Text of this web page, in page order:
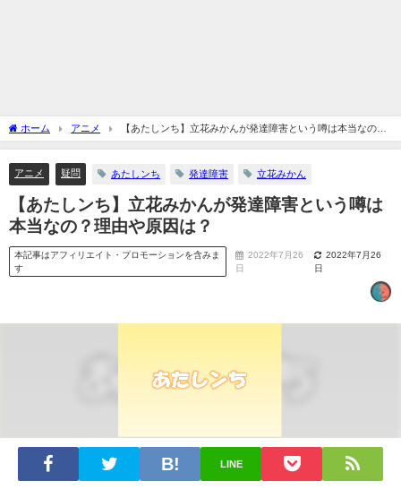
ホーム アニメ
【あたしンち】立花みかんが発達障害という噂は本当なの？
理由や原因は？
アニメ 疑問 あたしンち 発達障害 立花みかん
【あたしンち】立花みかんが発達障害という噂は
本当なの？理由や原因は？
本記事はアフィリエイト・プロモーションを含みま
す
2022年7月26
日
2022年7月26
日
LINE